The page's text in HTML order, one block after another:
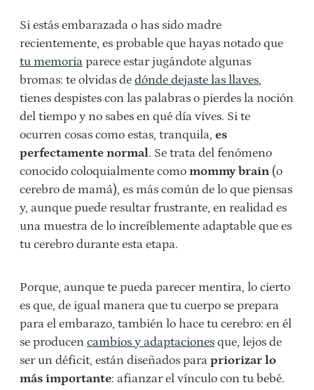
Si estás embarazada o has sido madre
recientemente, es probable que hayas notado que
tu memoria parece estar jugándote algunas
bromas: te olvidas de dónde dejaste las llaves,
tienes despistes con las palabras o pierdes la noción
del tiempo y no sabes en qué día vives. Si te
ocurren cosas como estas, tranquila, es
perfectamente normal. Se trata del fenómeno
conocido coloquialmente como mommy brain (o
cerebro de mamá), es más común de lo que piensas
y, aunque puede resultar frustrante, en realidad es
una muestra de lo increíblemente adaptable que es
tu cerebro durante esta etapa.
Porque, aunque te pueda parecer mentira, lo cierto
es que, de igual manera que tu cuerpo se prepara
para el embarazo, también lo hace tu cerebro: en él
se producen cambios y adaptaciones que, lejos de
ser un déficit, están diseñados para priorizar lo
más importante: afianzar el vínculo con tu bebé.